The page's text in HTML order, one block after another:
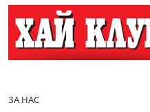
ЗА НАС